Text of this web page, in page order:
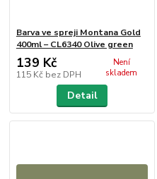
Barva ve spreji Montana Gold
400ml – CL6340 Olive green
139 Kč
115 Kč bez DPH
Není
skladem
Detail